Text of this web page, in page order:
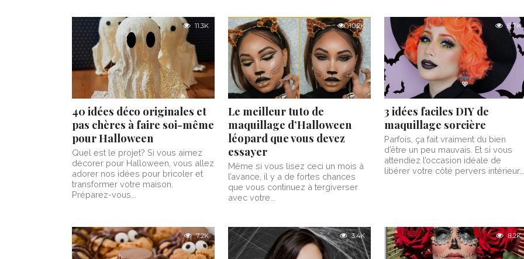
11.3K
40 idées déco originales et
pas chères à faire soi-même
pour Halloween
Quel est le projet? Si vous aimez
décorer pour Halloween, vous allez
adorer nos idées pour bricoler et
transformer votre maison.
Préparez-vous...
10.2K
Le meilleur tuto de
maquillage d’Halloween
léopard que vous devez
essayer
Même si vous lisez ceci un mois à
l’avance, il y a de fortes chances
que vous continuez à tergiverser
avec votre...
8.7K
3 idées faciles DIY de
maquillage sorcière
Parfois, ça fait vraiment du bien
d’être un peu mauvais. Et si vous
attendiez l’occasion idéale de
libérer votre côté pervers
7.2K 3.4K 8.2K